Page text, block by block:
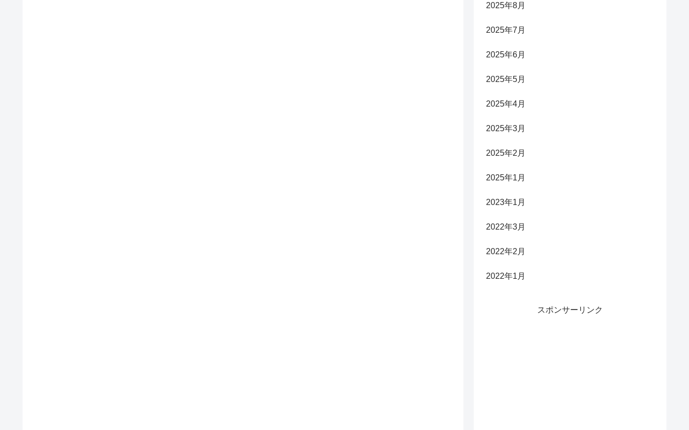
2025年8月
2025年7月
2025年6月
2025年5月
2025年4月
2025年3月
2025年2月
2025年1月
2023年1月
2022年3月
2022年2月
2022年1月
スポンサーリンク